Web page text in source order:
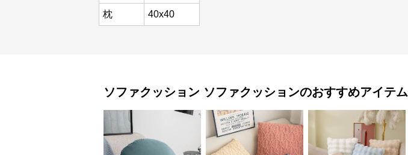
枕 40x40
ソファクッション ソファクッションのおすすめアイテム